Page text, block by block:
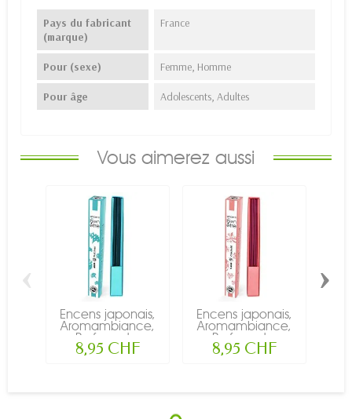
Pays du fabricant
(marque)
France
Pour (sexe) Femme, Homme
Pour âge Adolescents, Adultes
Vous aimerez aussi
Encens japonais,
Aromambiance,
Parfum et...
8,95 CHF
Encens japonais,
Aromambiance,
Parfum et...
8,95 CHF
‹ ›